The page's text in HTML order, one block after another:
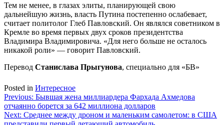
Тем не менее, в глазах элиты, планирующей свою
дальнейшую жизнь, власть Путина постепенно ослабевает,
считает политолог Глеб Павловский. Он являлся советником в
Кремле во время первых двух сроков президентства
Владимира Владимировича. «Для него больше не осталось
никакой роли» — говорит Павловский.
Перевод Станислава Прыгунова, специально для «БВ»
Posted in Интересное
Навигация
по
Previous: Бывшая жена миллиардера Фархада Ахмедова
отчаянно борется за 642 миллиона долларов
Next: Среднее между дроном и маленьким самолетом: в США